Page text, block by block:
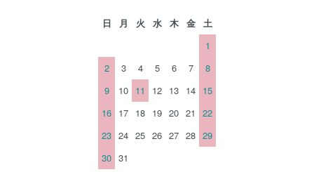
日 月 火 水 木 金
土
1
2
3 4 5 6 7
8
9
10 11 12 13 14 15
16 17 18 19 20 21
22
23 24 25 26 27 28 29
30 31